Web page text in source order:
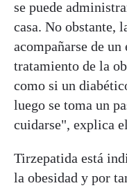
se puede
casa. No obstante,
acompañarse de
tratamiento de la
como si un
luego se toma un
cuidarse", explica
Tirzepatida está
la obesidad y por